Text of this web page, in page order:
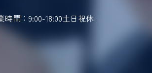
時間：9:00-18:00土日祝休